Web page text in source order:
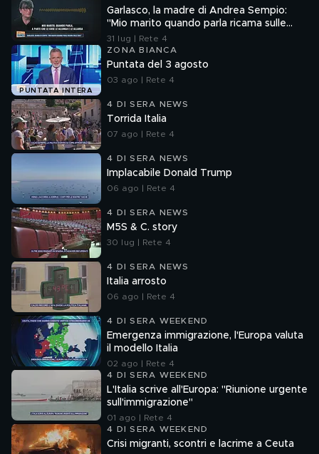
Garlasco, la madre di Andrea Sempio:
"Mio marito quando parla ricama sulle
cose"
31 lug | Rete 4
PUNTATA INTERA
ZONA BIANCA
Puntata del 3 agosto
03 ago | Rete 4
4 DI SERA NEWS
Torrida Italia
07 ago | Rete 4
4 DI SERA NEWS
Implacabile Donald Trump
06 ago | Rete 4
4 DI SERA NEWS
M5S & C. story
30 lug | Rete 4
4 DI SERA NEWS
Italia arrosto
06 ago | Rete 4
4 DI SERA WEEKEND
Emergenza immigrazione, l'Europa valuta
il modello Italia
02 ago | Rete 4
4 DI SERA WEEKEND
L'Italia scrive all'Europa: "Riunione urgente
sull'immigrazione"
01 ago | Rete 4
4 DI SERA WEEKEND
Crisi migranti, scontri e lacrime a Ceuta